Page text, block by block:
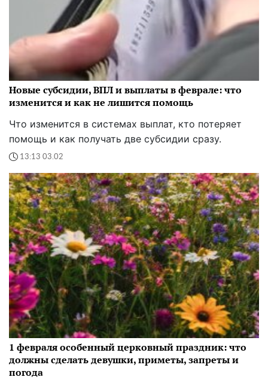
Новые субсидии, ВПЛ и выплаты в феврале: что
изменится и как не лишится помощь
Что изменится в системах выплат, кто потеряет
помощь и как получать две субсидии сразу.
13:13 03.02
1 февраля особенный церковный праздник: что
должны сделать девушки, приметы, запреты и
погода